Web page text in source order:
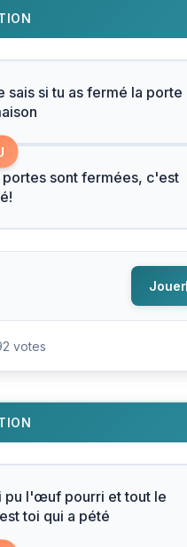
sais si tu as fermé la porte
sont fermées, c'est
Jouer
votes
pu l'œuf pourri et tout le
toi qui a pété